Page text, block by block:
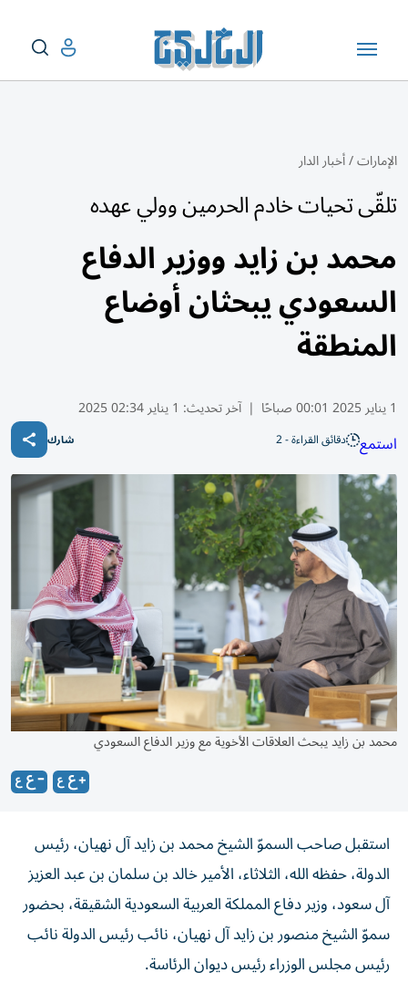
الإمارات/أخبار الدار
تلقّى تحيات خادم الحرمين وولي عهده
محمد بن زايد ووزير الدفاع
السعودي يبحثان أوضاع
المنطقة
1 يناير 2025 00:01 صباحًا | آخر تحديث: 1 يناير 02:34 2025
استمع دقائق القراءة - 2 شارك
محمد بن زايد يبحث العلاقات الأخوية مع وزير الدفاع السعودي
استقبل صاحب السموّ الشيخ محمد بن زايد آل نهيان، رئيس
الدولة، حفظه الله، الثلاثاء، الأمير خالد بن سلمان بن عبد العزيز
آل سعود، وزير دفاع المملكة العربية السعودية الشقيقة، بحضور
سموّ الشيخ منصور بن زايد آل نهيان، نائب رئيس الدولة نائب
رئيس مجلس الوزراء رئيس ديوان الرئاسة.